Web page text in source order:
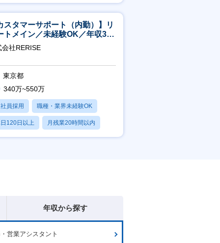
・育休あり
スタマーサポート（内勤）】リ
トメイン／未経験OK／年収340
／年間休日125日
会社RERISE
東京都
340万~550万
員採用 職種・業界未経験OK
120日以上 月残業20時間以内
あり
年収から探す
営業アシスタント